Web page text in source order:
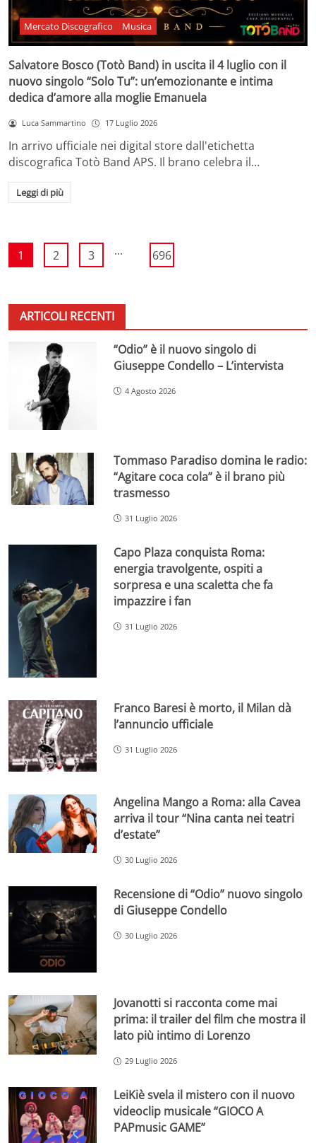
Mercato Discografico Musica
Salvatore Bosco (Totò Band) in uscita il 4 luglio con il
nuovo singolo “Solo Tu”: un’emozionante e intima
dedica d’amore alla moglie Emanuela
Luca Sammartino 17 Luglio 2026
In arrivo ufficiale nei digital store dall'etichetta
discografica Totò Band APS. Il brano celebra il…
Leggi di più
1 2 3 ... 696
ARTICOLI RECENTI
“Odio” è il nuovo singolo di
Giuseppe Condello – L’intervista
4 Agosto 2026
Tommaso Paradiso domina le radio:
“Agitare coca cola” è il brano più
trasmesso
31 Luglio 2026
Capo Plaza conquista Roma:
energia travolgente, ospiti a
sorpresa e una scaletta che fa
impazzire i fan
31 Luglio 2026
Franco Baresi è morto, il Milan dà
l’annuncio ufficiale
31 Luglio 2026
Angelina Mango a Roma: alla Cavea
arriva il tour “Nina canta nei teatri
d’estate”
30 Luglio 2026
Recensione di “Odio” nuovo singolo
di Giuseppe Condello
30 Luglio 2026
Jovanotti si racconta come mai
prima: il trailer del film che mostra il
lato più intimo di Lorenzo
29 Luglio 2026
LeiKiè svela il mistero con il nuovo
videoclip musicale “GIOCO A
PAPmusic GAME”